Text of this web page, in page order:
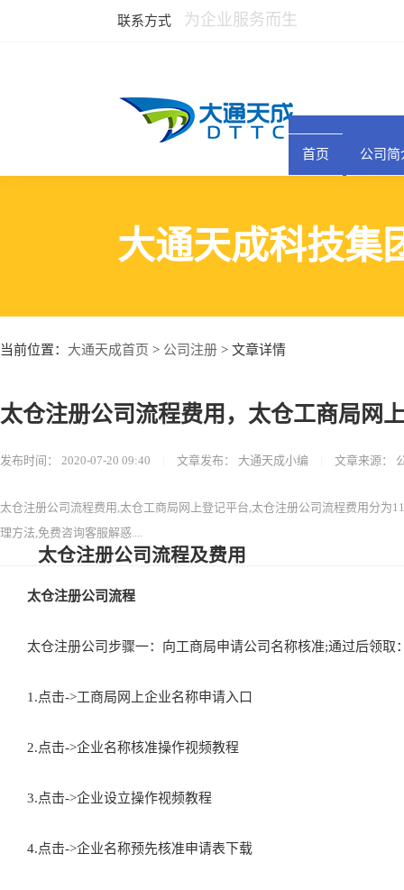
联系方式 为企业服务而生
首页 公司简
大通天成科技集
当前位置： 大通天成首页 > 公司注册 > 文章详情
太仓注册公司流程费用，太仓工商局网
发布时间： 2020-07-20 09:40 文章发布： 大通天成小编 文章来源：
太仓注册公司流程费用,太仓工商局网上登记平台,太仓注册公司流程费用分为
理方法,免费咨询客服解惑....
太仓注册公司流程及费用
太仓注册公司流程
太仓注册公司步骤一：向工商局申请公司名称核准;通过后领取
1.点击->工商局网上企业名称申请入口
2.点击->企业名称核准操作视频教程
3.点击->企业设立操作视频教程
4.点击->企业名称预先核准申请表下载